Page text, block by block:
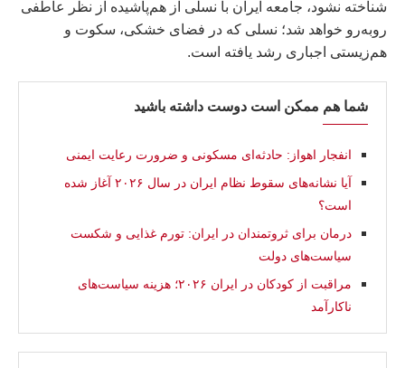
شناخته نشود، جامعه ایران با نسلی از هم‌پاشیده از نظر عاطفی
روبه‌رو خواهد شد؛ نسلی که در فضای خشکی، سکوت و
هم‌زیستی اجباری رشد یافته است.
شما هم ممکن است دوست داشته باشید
انفجار اهواز: حادثه‌ای مسکونی و ضرورت رعایت ایمنی
آیا نشانه‌های سقوط نظام ایران در سال ۲۰۲۶ آغاز شده
است؟
درمان برای ثروتمندان در ایران: تورم غذایی و شکست
سیاست‌های دولت
مراقبت از کودکان در ایران ۲۰۲۶؛ هزینه سیاست‌های
ناکارآمد